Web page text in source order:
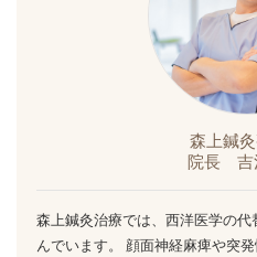
森上鍼
院長 吉
森上鍼灸治療では、西洋医学の
んでいます。 顔面神経麻痺や突